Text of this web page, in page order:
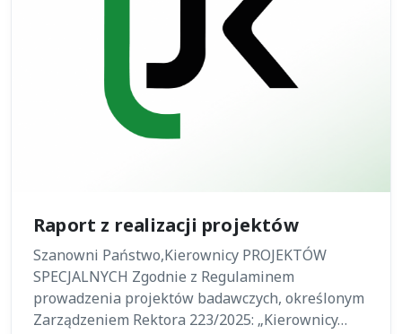
Raport z realizacji projektów
Szanowni Państwo,Kierownicy PROJEKTÓW
SPECJALNYCH Zgodnie z Regulaminem
prowadzenia projektów badawczych, określonym
Zarządzeniem Rektora 223/2025: „Kierownicy…